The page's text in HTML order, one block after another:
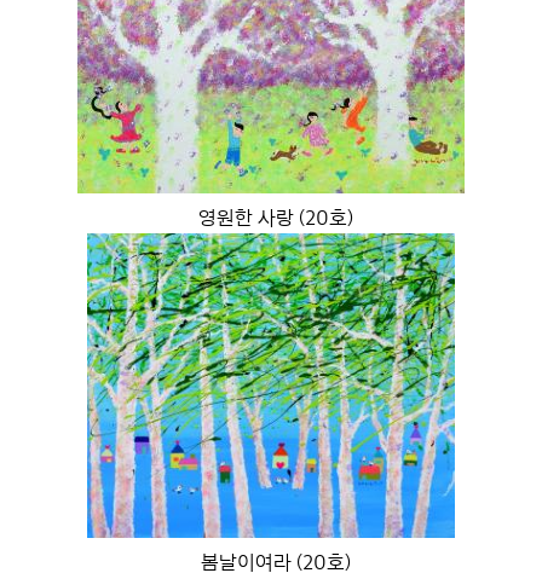
영원한 사랑 (20호)
봄날이여라 (20호)